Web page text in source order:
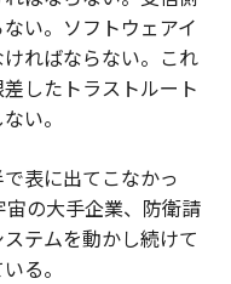
い。ソフトウェアイ
ればならない。これ
したトラストルート
い。
表に出てこなかっ
の大手企業、防衛請
テムを動かし続けて
る。